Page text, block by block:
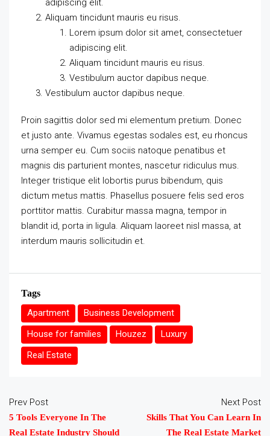
adipiscing elit.
Aliquam tincidunt mauris eu risus.
Lorem ipsum dolor sit amet, consectetuer
adipiscing elit.
Aliquam tincidunt mauris eu risus.
Vestibulum auctor dapibus neque.
Vestibulum auctor dapibus neque.
Proin sagittis dolor sed mi elementum pretium. Donec
et justo ante. Vivamus egestas sodales est, eu rhoncus
urna semper eu. Cum sociis natoque penatibus et
magnis dis parturient montes, nascetur ridiculus mus.
Integer tristique elit lobortis purus bibendum, quis
dictum metus mattis. Phasellus posuere felis sed eros
porttitor mattis. Curabitur massa magna, tempor in
blandit id, porta in ligula. Aliquam laoreet nisl massa, at
interdum mauris sollicitudin et.
Tags
Apartment
Business Development
House for families
Houzez
Luxury
Real Estate
Prev Post
5 Tools Everyone In The
Real Estate Industry Should
Next Post
Skills That You Can Learn In
The Real Estate Market